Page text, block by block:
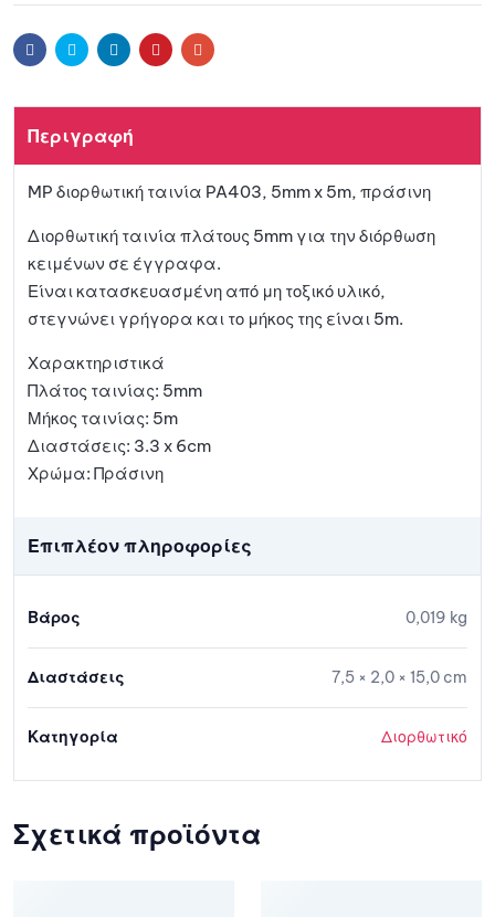
αγαπη
r
FacebookTwitter LinkedinPinterestEmail
Περιγραφή
MP διορθωτική ταινία PA403, 5mm x 5m, πράσινη
Διορθωτική ταινία πλάτους 5mm για την διόρθωση
κειμένων σε έγγραφα.
Είναι κατασκευασμένη από μη τοξικό υλικό,
στεγνώνει γρήγορα και το μήκος της είναι 5m.
Χαρακτηριστικά
Πλάτος ταινίας: 5mm
Μήκος ταινίας: 5m
Διαστάσεις: 3.3 x 6cm
Χρώμα: Πράσινη
Επιπλέον πληροφορίες
Βάρος 0,019 kg
Διαστάσεις 7,5 × 2,0 × 15,0 cm
Κατηγορία Διορθωτικό
Σχετικά προϊόντα